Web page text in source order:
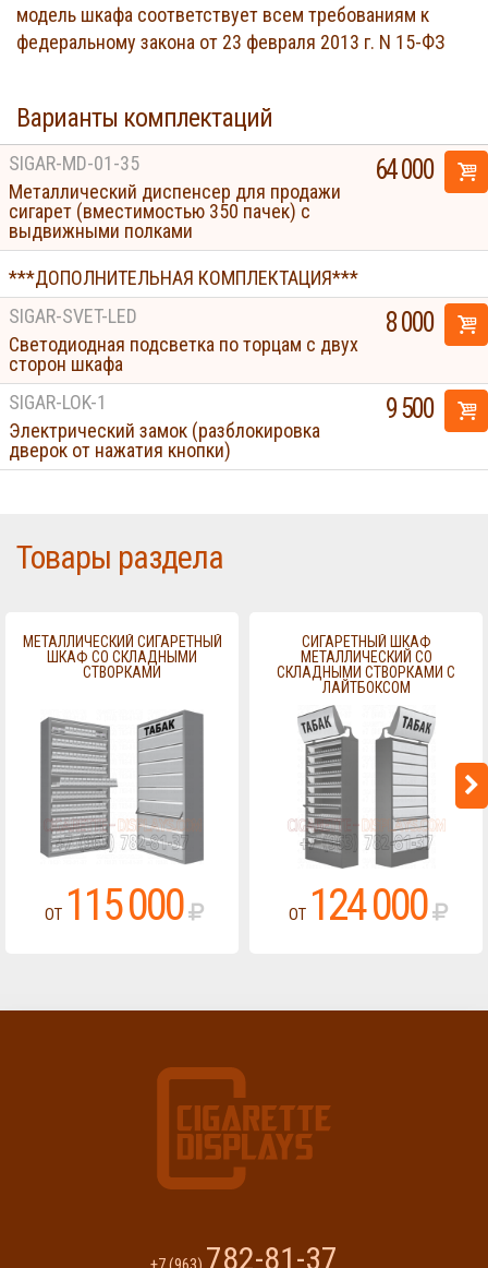
Displays
модель шкафа соответствует всем требованиям к
федеральному закона от 23 февраля 2013 г. N 15-ФЗ
Варианты комплектаций
SIGAR-MD-01-35
Металлический диспенсер для продажи
сигарет (вместимостью 350 пачек) с
выдвижными полками
64 000
***ДОПОЛНИТЕЛЬНАЯ КОМПЛЕКТАЦИЯ***
SIGAR-SVET-LED
Светодиодная подсветка по торцам с двух
сторон шкафа
8 000
SIGAR-LOK-1
Электрический замок (разблокировка
дверок от нажатия кнопки)
9 500
Товары раздела
МЕТАЛЛИЧЕСКИЙ СИГАРЕТНЫЙ
ШКАФ СО СКЛАДНЫМИ
СТВОРКАМИ
ОТ 115 000
СИГАРЕТНЫЙ ШКАФ
МЕТАЛЛИЧЕСКИЙ СО
СКЛАДНЫМИ СТВОРКАМИ С
ЛАЙТБОКСОМ
ОТ 124 000
782-81-37